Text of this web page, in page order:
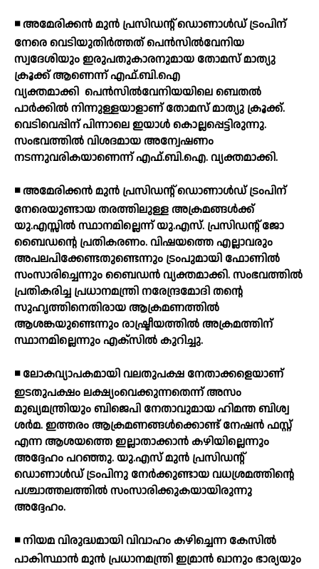
◾ അമേരിക്കന്‍ മുന്‍ പ്രസിഡന്റ് ഡൊണാള്‍ഡ് ട്രംപിന്
നേരെ വെടിയുതിര്‍ത്തത് പെന്‍സില്‍വേനിയ
സ്വദേശിയും ഇരുപതുകാരനുമായ തോമസ് മാത്യു
ക്രൂക്ക് ആണെന്ന് എഫ്.ബി.ഐ
വ്യക്തമാക്കി പെന്‍സില്‍വേനിയയിലെ ബെതല്‍
പാര്‍ക്കില്‍ നിന്നുള്ളയാളാണ് തോമസ് മാത്യു ക്രൂക്ക്.
വെടിവെപ്പിന് പിന്നാലെ ഇയാള്‍ കൊല്ലപ്പെട്ടിരുന്നു.
സംഭവത്തില്‍ വിശദമായ അന്വേഷണം
നടന്നുവരികയാണെന്ന് എഫ്.ബി.ഐ. വ്യക്തമാക്കി.
◾ അമേരിക്കന്‍ മുന്‍ പ്രസിഡന്റ് ഡൊണാള്‍ഡ് ട്രംപിന്
നേരെയുണ്ടായ തരത്തിലുള്ള അക്രമങ്ങള്‍ക്ക്
യു.എസ്സില്‍ സ്ഥാനമില്ലെന്ന് യു.എസ്. പ്രസിഡന്റ് ജോ
ബൈഡന്റെ പ്രതികരണം. വിഷയത്തെ എല്ലാവരും
അപലപിക്കേണ്ടതുണ്ടെന്നും ട്രംപുമായി ഫോണില്‍
സംസാരിച്ചെന്നും ബൈഡന്‍ വ്യക്തമാക്കി. സംഭവത്തില്‍
പ്രതികരിച്ച പ്രധാനമന്ത്രി നരേന്ദ്രമോദി തന്റെ
സുഹൃത്തിനെതിരായ ആക്രമണത്തില്‍
ആശങ്കയുണ്ടെന്നും രാഷ്ട്രീയത്തില്‍ അക്രമത്തിന്
സ്ഥാനമില്ലെന്നും എക്സില്‍ കുറിച്ചു.
◾ ലോകവ്യാപകമായി വലതുപക്ഷ നേതാക്കളെയാണ്
ഇടതുപക്ഷം ലക്ഷ്യംവെക്കുന്നതെന്ന് അസം
മുഖ്യമന്ത്രിയും ബിജെപി നേതാവുമായ ഹിമന്ത ബിശ്വ
ശര്‍മ. ഇത്തരം ആക്രമണങ്ങള്‍ക്കൊണ്ട് നേഷന്‍ ഫസ്റ്റ്
എന്ന ആശയത്തെ ഇല്ലാതാക്കാന്‍ കഴിയില്ലെന്നും
അദ്ദേഹം പറഞ്ഞു. യു.എസ് മുന്‍ പ്രസിഡന്റ്
ഡൊണാള്‍ഡ് ട്രംപിനു നേര്‍ക്കുണ്ടായ വധശ്രമത്തിന്റെ
പശ്ചാത്തലത്തില്‍ സംസാരിക്കുകയായിരുന്നു
അദ്ദേഹം.
◾ നിയമ വിരുദ്ധമായി വിവാഹം കഴിച്ചെന്ന കേസില്‍
പാകിസ്ഥാന്‍ മുന്‍ പ്രധാനമന്ത്രി ഇമ്രാന്‍ ഖാനും ഭാര്യയും